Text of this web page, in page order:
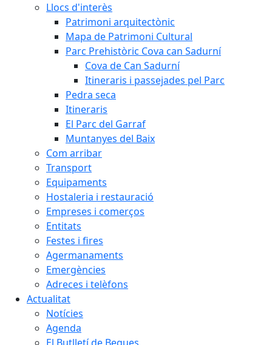
Llocs d'interès
Patrimoni arquitectònic
Mapa de Patrimoni Cultural
Parc Prehistòric Cova can Sadurní
Cova de Can Sadurní
Itineraris i passejades pel Parc
Pedra seca
Itineraris
El Parc del Garraf
Muntanyes del Baix
Com arribar
Transport
Equipaments
Hostaleria i restauració
Empreses i comerços
Entitats
Festes i fires
Agermanaments
Emergències
Adreces i telèfons
Actualitat
Notícies
Agenda